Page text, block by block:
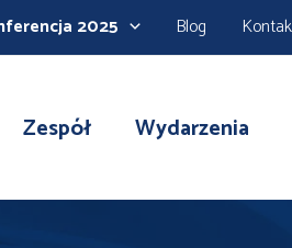
2025 Blog
Zespół Wydarzenia